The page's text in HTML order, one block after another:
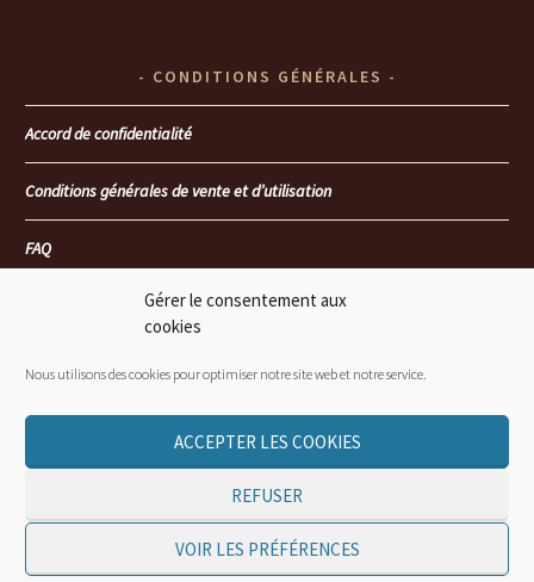
Gérer le consentement aux
cookies
Nous utilisons des cookies pour optimiser notre site web et notre service.
ACCEPTER LES COOKIES
REFUSER
VOIR LES PRÉFÉRENCES
CONDITIONS GÉNÉRALES
Accord de confidentialité
Conditions générales de vente et d’utilisation
FAQ
Seoul heartbreakers
© JORDANE CASSIDY / NUANCE WEB - 2015-2025